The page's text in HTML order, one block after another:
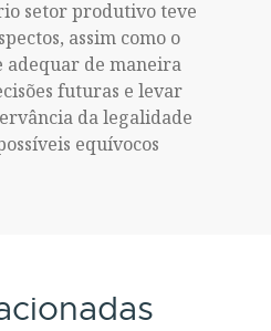
setor produtivo teve
assim como o
adequar de maneira
futuras e levar
da legalidade
equívocos